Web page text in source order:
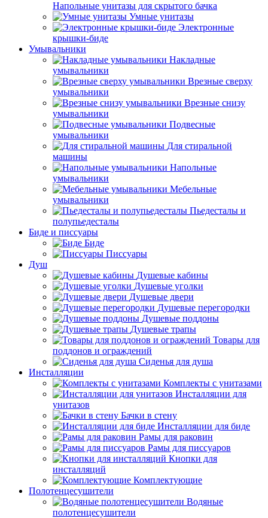
Напольные унитазы для скрытого бачка
Умные унитазы
Электронные
крышки-биде
Умывальники
Накладные
умывальники
Врезные сверху
умывальники
Врезные снизу
умывальники
Подвесные
умывальники
Для стиральной
машины
Напольные
умывальники
Мебельные
умывальники
Пьедесталы и
полупьедесталы
Биде и писсуары
Биде
Писсуары
Душ
Душевые кабины
Душевые уголки
Душевые двери
Душевые перегородки
Душевые поддоны
Душевые трапы
Товары для
поддонов и ограждений
Сиденья для душа
Инсталляции
Комплекты с унитазами
Инсталляции для
унитазов
Бачки в стену
Инсталляции для биде
Рамы для раковин
Рамы для писсуаров
Кнопки для
инсталляций
Комплектующие
Полотенцесушители
Водяные
полотенцесушители